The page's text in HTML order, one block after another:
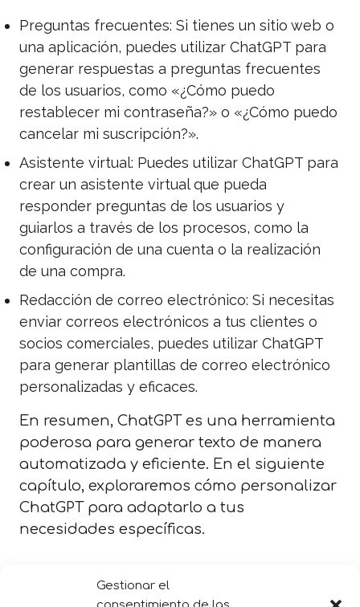
Gestionar el
Preguntas frecuentes: Si tienes un sitio web o
una aplicación, puedes utilizar ChatGPT para
generar respuestas a preguntas frecuentes
de los usuarios, como «¿Cómo puedo
restablecer mi contraseña?» o «¿Cómo puedo
cancelar mi suscripción?».
Asistente virtual: Puedes utilizar ChatGPT para
crear un asistente virtual que pueda
responder preguntas de los usuarios y
guiarlos a través de los procesos, como la
configuración de una cuenta o la realización
de una compra.
Redacción de correo electrónico: Si necesitas
enviar correos electrónicos a tus clientes o
socios comerciales, puedes utilizar ChatGPT
para generar plantillas de correo electrónico
personalizadas y eficaces.
En resumen, ChatGPT es una herramienta
poderosa para generar texto de manera
automatizada y eficiente. En el siguiente
capítulo, exploraremos cómo personalizar
ChatGPT para adaptarlo a tus
necesidades específicas.